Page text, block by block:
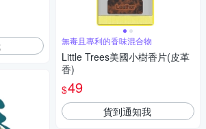
無毒且專利的香味混合物
Little Trees美國小樹香片(皮革
香)
$49
貨到通知我